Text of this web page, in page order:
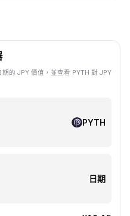
的 JPY 價值，並查看 PYTH 對 JPY
PYTH
日期